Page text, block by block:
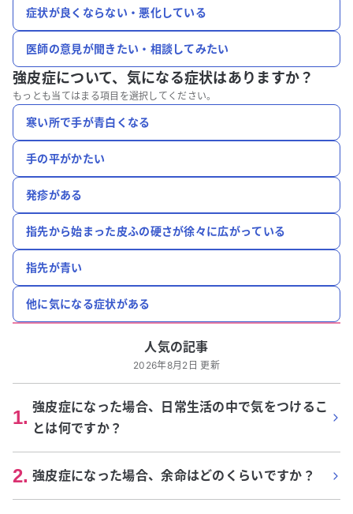
症状が良くならない・悪化している
医師の意見が聞きたい・相談してみたい
強皮症について、 気になる症状はありますか？
もっとも当てはまる項目を選択してください。
寒い所で手が青白くなる
手の平がかたい
発疹がある
指先から始まった皮ふの硬さが徐々に広がっている
指先が青い
他に気になる症状がある
人気の記事
2026年8月2日 更新
1. 強皮症になった場合、日常生活の中で気をつけるこ
とは何ですか？
2. 強皮症になった場合、余命はどのくらいですか？